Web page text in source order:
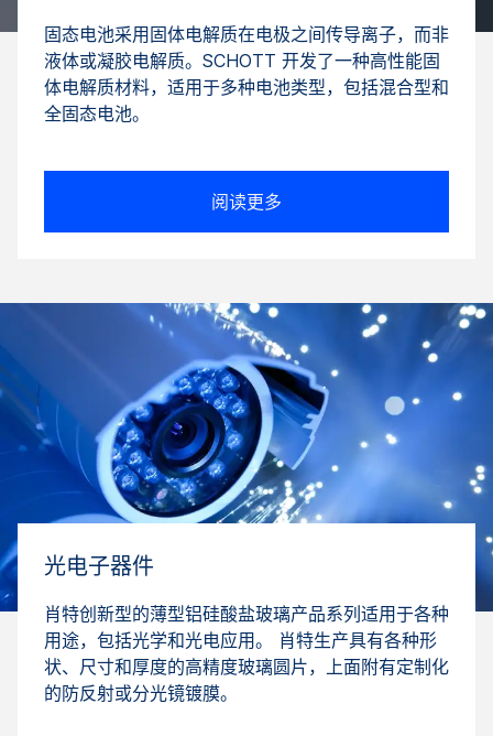
固态电池采用固体电解质在电极之间传导离子，而非
液体或凝胶电解质。SCHOTT 开发了一种高性能固
体电解质材料，适用于多种电池类型，包括混合型和
全固态电池。
阅读更多
光电子器件
肖特创新型的薄型铝硅酸盐玻璃产品系列适用于各种
用途，包括光学和光电应用。 肖特生产具有各种形
状、尺寸和厚度的高精度玻璃圆片，上面附有定制化
的防反射或分光镜镀膜。